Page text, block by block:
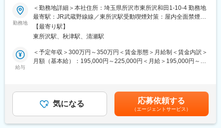
ジェネラリストやスペシャリスト・マネジメントとキャリア選択
が可能です。
・毎月開催の全チーム・全領域で、準備不要の事例検討会！
事例検討で実践力を向上させることが可能
で興味のある分野を継続して学習できます！
・在籍事業所外へ社内留学で同行訪問。
特定行為研修受講や認定看護師資格取得支援の費用負担など、
多数あり。
■各種手当：
■オススメポイント：
経験も重要ですが、お人柄を最も重視して採用活動をしていま
す。
動物病院のため動物が好きな方はもちろんですが、仕事を先回り
出来る方、相手を思いやるお気持ちのある方と一緒に働きたいと
考えています。面接時に今まで取り組まれてきた仕事のスタンス
などをお話しください。
・来院対応
・電話対応
≪来院/電話対応に慣れてきたら以下業務をお任せします≫
勤務地
＜勤務地詳細＞本社住所：埼玉県所沢市東所沢和田1-10-4 勤務地
最寄駅：JR武蔵野線線／東所沢駅受動喫煙対策：屋内全面禁煙変
更の範囲：会社の定める事業所
【最寄り駅】
東所沢駅、秋津駅、清瀬駅
給与
＜予定年収＞300万円～350万円＜賃金形態＞月給制＜賃金内訳＞
月額（基本給）：195,000円～225,000円＜月給＞195,000円～
可能性があります。月給(月額)は固定手当を含めた表記です。
気になる 応募依頼する
（エージェントサービス）